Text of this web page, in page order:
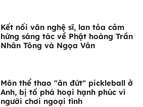
Kết nối văn nghệ sĩ, lan tỏa cảm
hứng sáng tác về Phật hoàng Trần
Nhân Tông và Ngọa Vân
Môn thể thao "ăn đứt" pickleball ở
Anh, bị tố phá hoại hạnh phúc vì
người chơi ngoại tình